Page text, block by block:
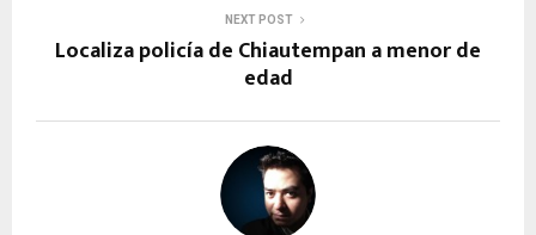
NEXT POST
Localiza policía de Chiautempan a menor de
edad